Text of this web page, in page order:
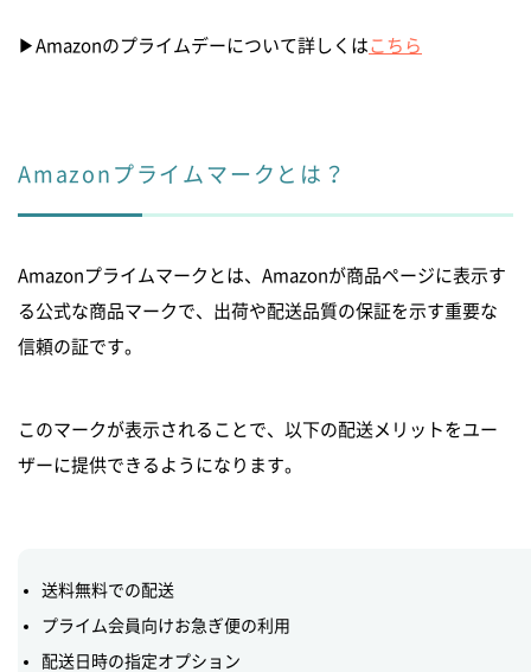
▶︎Amazonのプライムデーについて詳しくは こちら
Amazonプライムマークとは？
Amazonプライムマークとは、Amazonが商品ページに表示す
る公式な商品マークで、出荷や配送品質の保証を示す重要な
信頼の証です。
このマークが表示されることで、以下の配送メリットをユー
ザーに提供できるようになります。
送料無料での配送
プライム会員向けお急ぎ便の利用
配送日時の指定オプション